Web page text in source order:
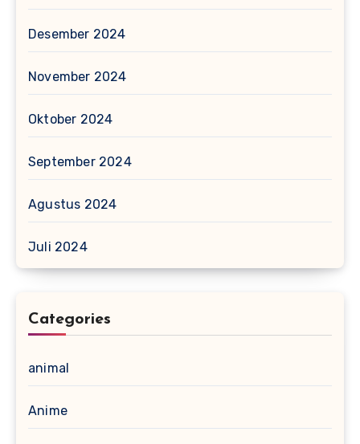
Desember 2024
November 2024
Oktober 2024
September 2024
Agustus 2024
Juli 2024
Categories
animal
Anime